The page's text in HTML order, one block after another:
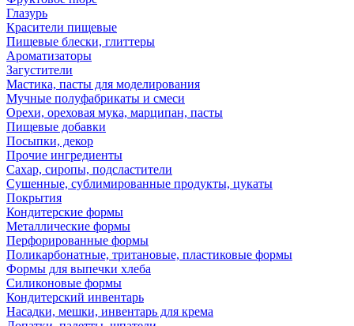
Глазурь
Красители пищевые
Пищевые блески, глиттеры
Ароматизаторы
Загустители
Мастика, пасты для моделирования
Мучные полуфабрикаты и смеси
Орехи, ореховая мука, марципан, пасты
Пищевые добавки
Посыпки, декор
Прочие ингредиенты
Сахар, сиропы, подсластители
Сушенные, сублимированные продукты, цукаты
Покрытия
Кондитерские формы
Металлические формы
Перфорированные формы
Поликарбонатные, тритановые, пластиковые формы
Формы для выпечки хлеба
Силиконовые формы
Кондитерский инвентарь
Насадки, мешки, инвентарь для крема